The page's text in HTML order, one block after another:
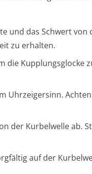
und das Schwert
zu erhalten.
die Kupplungsglocke
Uhrzeigersinn.
der Kurbelwelle ab.
auf der